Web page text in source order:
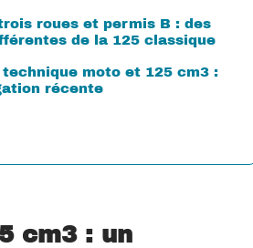
roues et permis B : des
de la 125 classique
moto et 125 cm3 :
récente
cm3 : un